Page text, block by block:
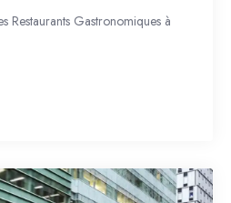
Restaurants Gastronomiques à